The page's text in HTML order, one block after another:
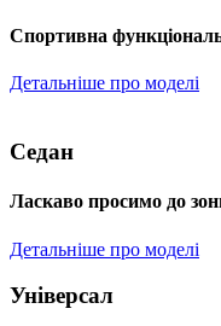
Спортивна
Детальніше про моделі
Седан
Ласкаво просимо до
Детальніше про моделі
Універсал